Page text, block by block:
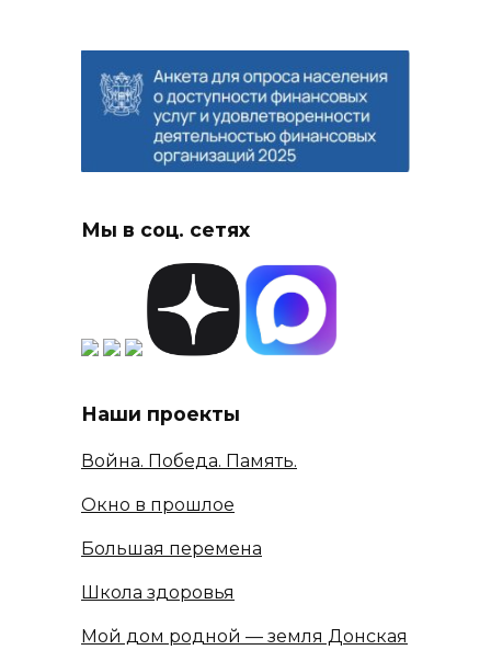
Мы в соц. сетях
Наши проекты
Война. Победа. Память.
Окно в прошлое
Большая перемена
Школа здоровья
Мой дом родной — земля Донская